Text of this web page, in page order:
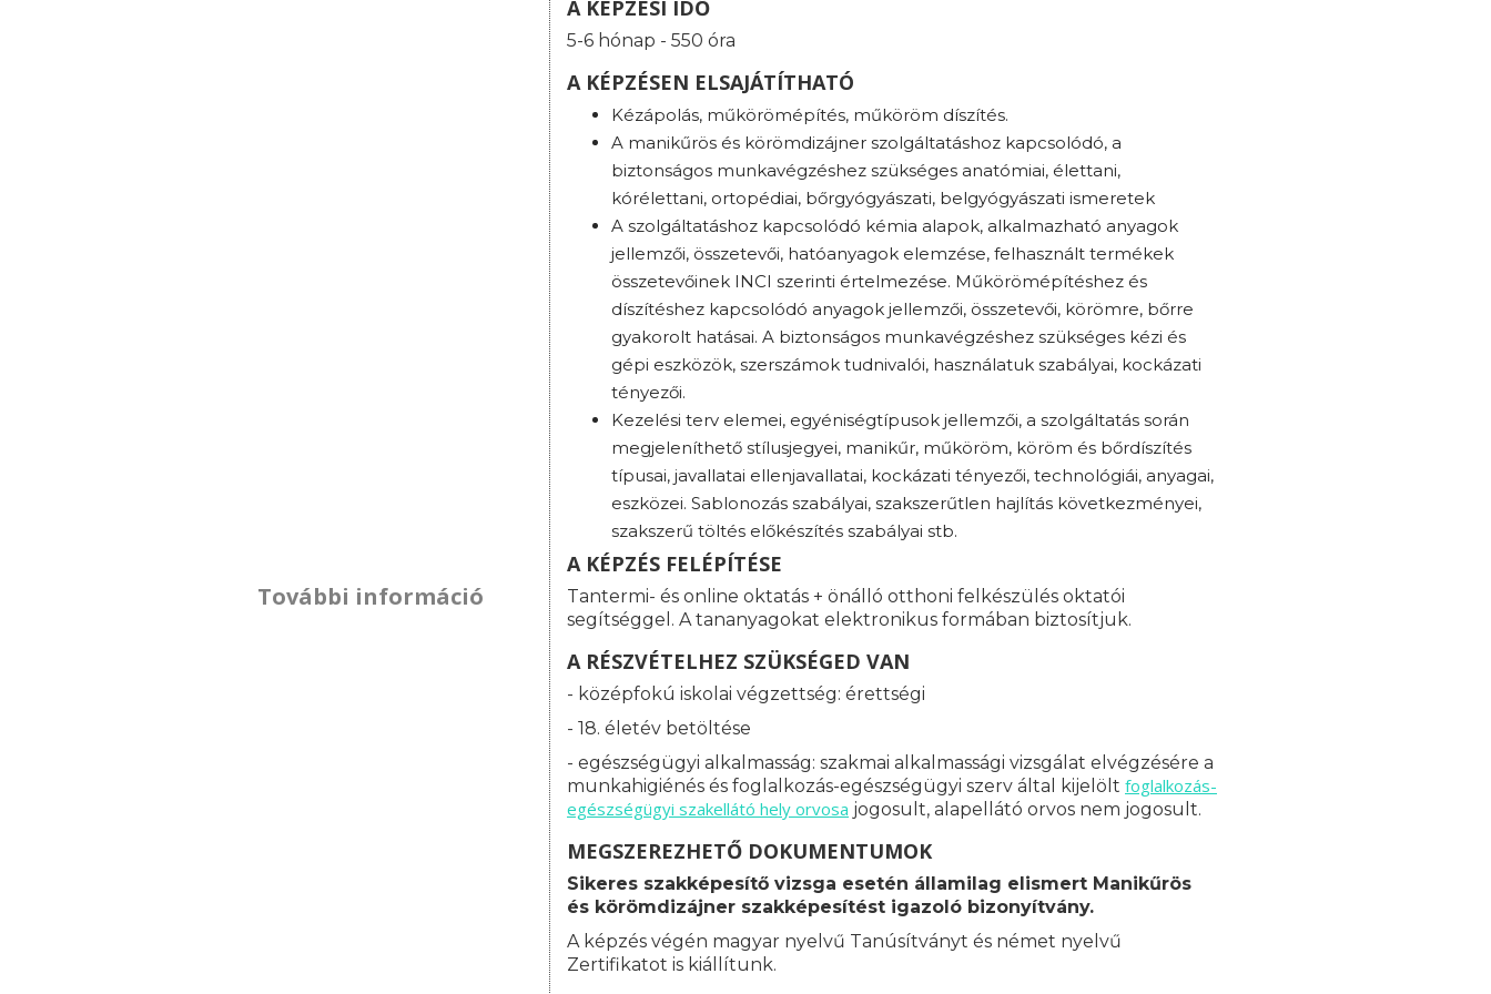
További információ
A KÉPZÉSI IDŐ
5-6 hónap - 550 óra
A KÉPZÉSEN ELSAJÁTÍTHATÓ
Kézápolás, műkörömépítés, műköröm díszítés.
A manikűrös és körömdizájner szolgáltatáshoz kapcsolódó, a
biztonságos munkavégzéshez szükséges anatómiai, élettani,
kórélettani, ortopédiai, bőrgyógyászati, belgyógyászati ismeretek
A szolgáltatáshoz kapcsolódó kémia alapok, alkalmazható anyagok
jellemzői, összetevői, hatóanyagok elemzése, felhasznált termékek
összetevőinek INCI szerinti értelmezése. Műkörömépítéshez és
díszítéshez kapcsolódó anyagok jellemzői, összetevői, körömre, bőrre
gyakorolt hatásai. A biztonságos munkavégzéshez szükséges kézi és
gépi eszközök, szerszámok tudnivalói, használatuk szabályai, kockázati
tényezői.
Kezelési terv elemei, egyéniségtípusok jellemzői, a szolgáltatás során
megjeleníthető stílusjegyei, manikűr, műköröm, köröm és bőrdíszítés
típusai, javallatai ellenjavallatai, kockázati tényezői, technológiái, anyagai,
eszközei. Sablonozás szabályai, szakszerűtlen hajlítás következményei,
szakszerű töltés előkészítés szabályai stb.
A KÉPZÉS FELÉPÍTÉSE
Tantermi- és online oktatás + önálló otthoni felkészülés oktatói
segítséggel. A tananyagokat elektronikus formában biztosítjuk.
A RÉSZVÉTELHEZ SZÜKSÉGED VAN
- középfokú iskolai végzettség: érettségi
- 18. életév betöltése
- egészségügyi alkalmasság: szakmai alkalmassági vizsgálat elvégzésére a
munkahigiénés és foglalkozás-egészségügyi szerv által kijelölt foglalkozás-
egészségügyi szakellátó hely orvosa jogosult, alapellátó orvos nem jogosult.
MEGSZEREZHETŐ DOKUMENTUMOK
Sikeres szakképesítő vizsga esetén államilag elismert Manikűrös
és körömdizájner szakképesítést igazoló bizonyítvány.
A képzés végén magyar nyelvű Tanúsítványt és német nyelvű
Zertifikatot is kiállítunk.